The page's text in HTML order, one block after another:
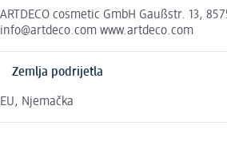
ARTDECO cosmetic GmbH Gaußstr. 13,
info@artdeco.com www.artdeco.com
Zemlja podrijetla
EU, Njemačka